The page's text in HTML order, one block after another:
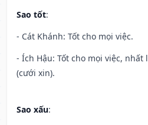
Sao tốt:
- Cát Khánh: Tốt cho mọi việc.
- Ích Hậu: Tốt cho mọi việc,
(cưới xin).
Sao xấu: